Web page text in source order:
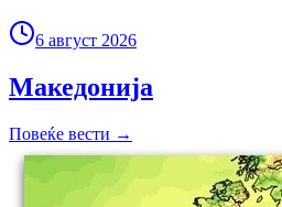
6 август 2026
Македонија
Повеќе вести →